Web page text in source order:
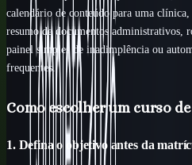
calendário de conteúdo para uma
resumo de documentos administrativos,
painel simples de inadimplência ou
frequentes.
Como escolher um curso de
1. Defina o objetivo antes da